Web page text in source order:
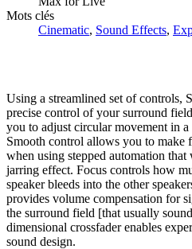
Mots clés
Cinematic, Sound Effects,
Using a streamlined set of controls,
precise control of your surround
you to adjust circular movement in
Smooth control allows you to make
when using stepped automation
jarring effect. Focus controls how
speaker bleeds into the other
provides volume compensation for
the surround field [that usually
dimensional crossfader enables
sound design.